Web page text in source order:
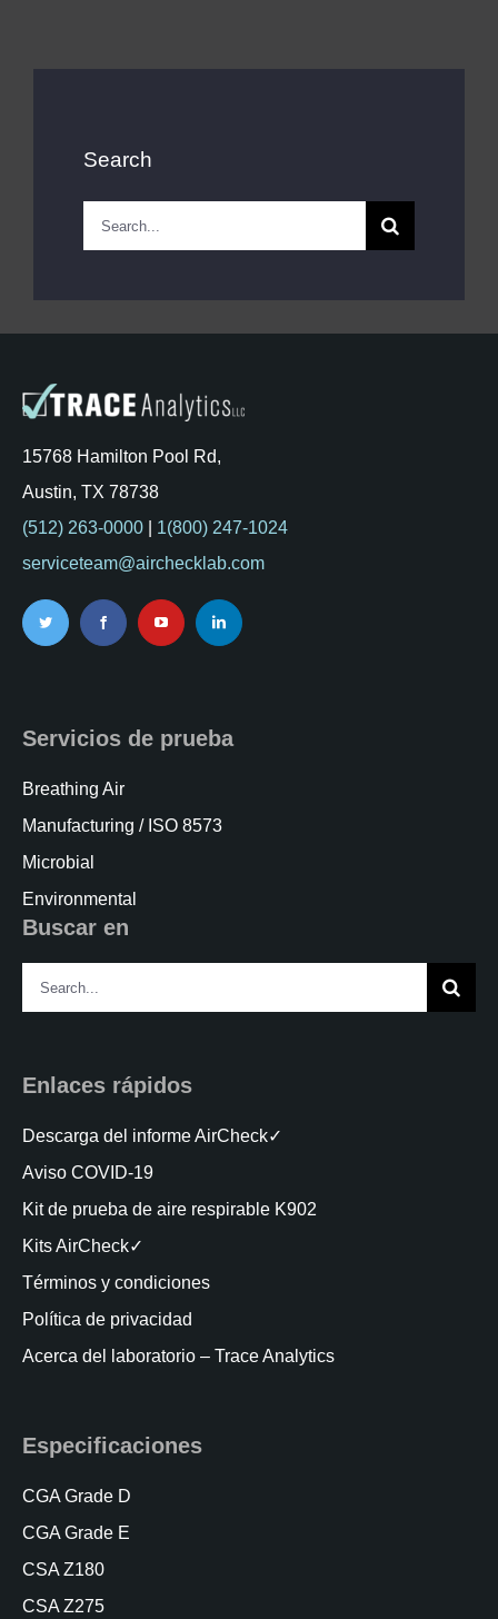
Search
Search
for:
15768 Hamilton Pool Rd,
Austin, TX 78738
(512) 263-0000| 1(800) 247-1024
serviceteam@airchecklab.com
Servicios de prueba
Breathing Air
Manufacturing / ISO 8573
Microbial
Environmental
Buscar en
Search
for:
Enlaces rápidos
Descarga del informe AirCheck✓
Aviso COVID-19
Kit de prueba de aire respirable K902
Kits AirCheck✓
Términos y condiciones
Política de privacidad
Acerca del laboratorio – Trace Analytics
Especificaciones
CGA Grade D
CGA Grade E
CSA Z180
CSA Z275